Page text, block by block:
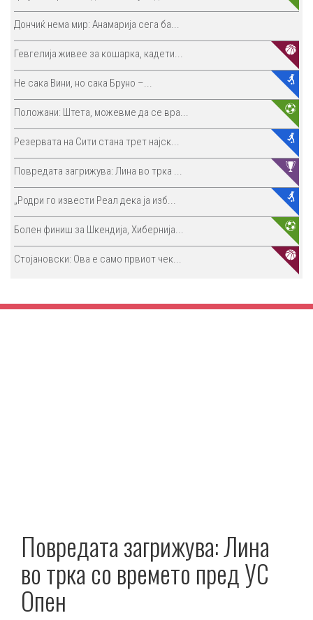
Дончиќ нема мир: Анамарија сега ба...
Гевгелија живее за кошарка, кадети...
Не сака Вини, но сака Бруно –...
Положани: Штета, можевме да се вра...
Резервата на Сити стана трет најск...
Повредата загрижува: Лина во трка ...
„Родри го извести Реал дека ја изб...
Болен финиш за Шкендија, Хибернија...
Стојановски: Ова е само првиот чек...
Повредата загрижува: Лина
во трка со времето пред УС
Опен